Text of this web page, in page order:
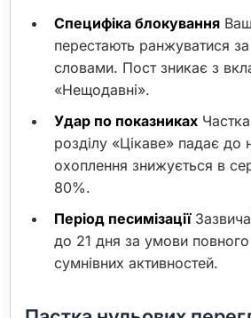
Специфіка блокування
перестають ранжуватися
словами. Пост зникає з
«Нещодавні».
Удар по показниках
розділу «Цікаве» падає до
охоплення знижується в
80%.
Період песимізації
до 21 дня за умови
сумнівних активностей.